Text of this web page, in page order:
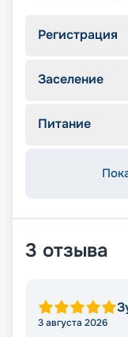
Регистрация
Заселение
Питание
3 отзыва
3 августа 2026